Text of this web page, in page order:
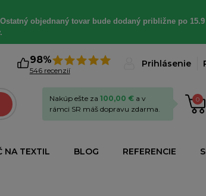
objednaný tovar bude dodaný približne po
98%
546 recenzií
Prihlásenie
0
Nakúp ešte za 100,00 € a v
rámci SR máš dopravu zdarma.
NA TEXTIL BLOG REFERENCIE